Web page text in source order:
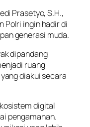
Prasetyo, S.H.,
Polri ingin hadir di
generasi muda.
dipandang
ruang
diakui secara
digital
pengamanan.